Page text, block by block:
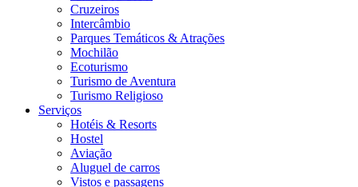
Cruzeiros
Intercâmbio
Parques Temáticos & Atrações
Mochilão
Ecoturismo
Turismo de Aventura
Turismo Religioso
Serviços
Hotéis & Resorts
Hostel
Aviação
Aluguel de carros
Vistos e passagens